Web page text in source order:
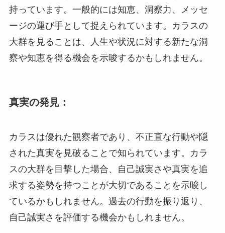
持っています。一般的には知恵、洞察力、メッセ
ージの運び手として捉えられています。カラスの
大群を見ることは、人生や状況に対する新たな洞
察や知恵を得る機会を示唆するかもしれません。
真実の発見：
カラスは優れた観察者であり、不正直な行動や隠
された真実を見破ることで知られています。カラ
スの大群を目撃した場合、自己誠実さや真実を追
求する姿勢を持つことが大切であることを示唆し
ているかもしれません。過去の行動を振り返り、
自己誠実さを評価する機会かもしれません。